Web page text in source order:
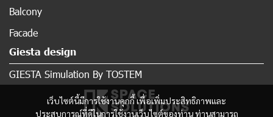
เว็บไซต์นี้มีการใช้งานคุกกี้ เพื่อเพิ่มประสิทธิภาพและ
ประสบการณ์ที่ดีในการใช้งานเว็บไซต์ของท่าน ท่านสามารถ
Balcony
Facade
Giesta design
GIESTA Simulation By TOSTEM